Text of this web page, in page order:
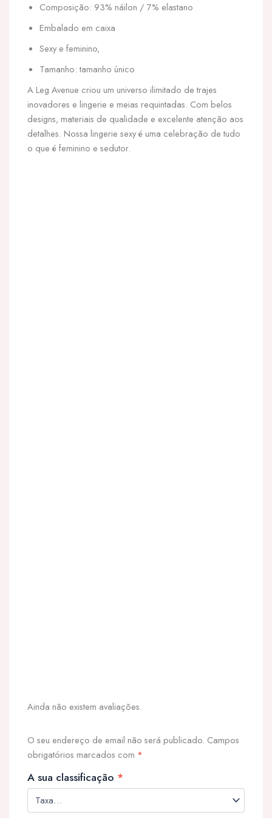
Composição: 93% náilon / 7% elastano
Embalado em caixa
Sexy e feminino,
Tamanho: tamanho único
A Leg Avenue criou um universo ilimitado de trajes
inovadores e lingerie e meias requintadas. Com belos
designs, materiais de qualidade e excelente atenção aos
detalhes. Nossa lingerie sexy é uma celebração de tudo
o que é feminino e sedutor.
Ainda não existem avaliações.
O seu endereço de email não será publicado. Campos
obrigatórios marcados com *
A sua classificação *